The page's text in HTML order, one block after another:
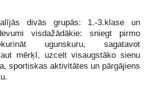
divās grupās: 1.-3.klase un
visdažādākie: sniegt pirmo
ugunskuru, sagatavot
mērķī, uzcelt visaugstāko sienu
sportiskas aktivitātes un pārgājiens